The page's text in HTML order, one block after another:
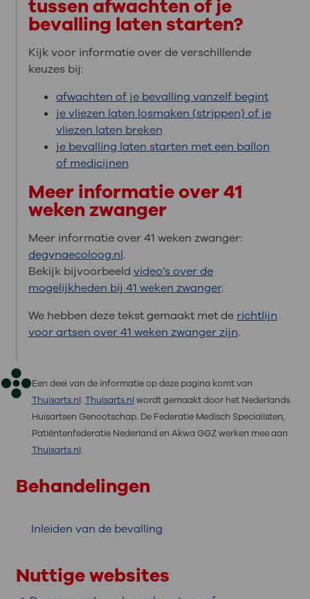
tussen afwachten of je
bevalling laten starten?
Kijk voor informatie over de verschillende
keuzes bij:
afwachten of je bevalling vanzelf begint
je vliezen laten losmaken (strippen) of je
vliezen laten breken
je bevalling laten starten met een ballon
of medicijnen
Meer informatie over 41
weken zwanger
Meer informatie over 41 weken zwanger:
degynaecoloog.nl.
Bekijk bijvoorbeeld video’s over de
mogelijkheden bij 41 weken zwanger.
We hebben deze tekst gemaakt met de richtlijn
voor artsen over 41 weken zwanger zijn.
Een deel van de informatie op deze pagina komt van
Thuisarts.nl. Thuisarts.nl wordt gemaakt door het Nederlands
Huisartsen Genootschap. De Federatie Medisch Specialisten,
Patiëntenfederatie Nederland en Akwa GGZ werken mee aan
Thuisarts.nl.
Behandelingen
Inleiden van de bevalling
Nuttige websites